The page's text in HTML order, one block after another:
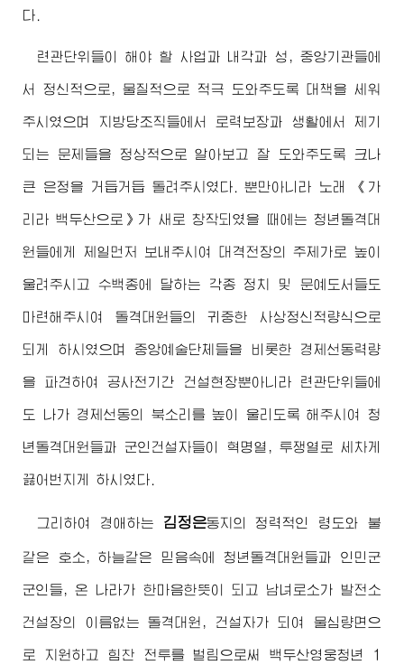
다.
련관단위들이 해야 할 사업과 내각과 성, 중앙기관들에
서 정신적으로, 물질적으로 적극 도와주도록 대책을 세워
주시였으며 지방당조직들에서 로력보장과 생활에서 제기
되는 문제들을 정상적으로 알아보고 잘 도와주도록 크나
큰 은정을 거듭거듭 돌려주시였다. 뿐만아니라 노래 《가
리라 백두산으로》가 새로 창작되였을 때에는 청년돌격대
원들에게 제일먼저 보내주시여 대격전장의 주제가로 높이
울려주시고 수백종에 달하는 각종 정치 및 문예도서들도
마련해주시여 돌격대원들의 귀중한 사상정신적량식으로
되게 하시였으며 중앙예술단체들을 비롯한 경제선동력량
을 파견하여 공사전기간 건설현장뿐아니라 련관단위들에
도 나가 경제선동의 북소리를 높이 울리도록 해주시여 청
년돌격대원들과 군인건설자들이 혁명열, 투쟁열로 세차게
끓어번지게 하시였다.
그리하여 경애하는 김정은동지 의 정력적인 령도와 불
같은 호소, 하늘같은 믿음속에 청년돌격대원들과 인민군
군인들, 온 나라가 한마음한뜻이 되고 남녀로소가 발전소
건설장의 이름없는 돌격대원, 건설자가 되여 물심량면으
로 지원하고 힘찬 전투를 벌림으로써 백두산영웅청년 1